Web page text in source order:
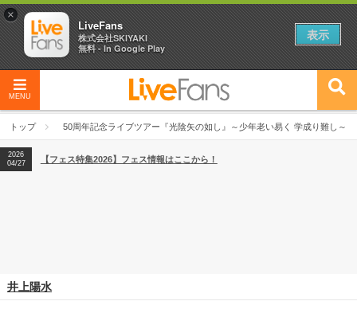
MENU
トップ 50周年記念ライブツアー『光陰矢の如し』～少年老い易く 学成り難し～
04/27
【フェス特集2026】フェス情報はここから！
2026
07/28
2026
【フェス特集2026】フェス情報はここから！
2026
07/28
【ライブ動員ランキング】2026年上半期編発表！
井上陽水
×
LiveFans
株式会社SKIYAKI
無料 - In Google Play
表示